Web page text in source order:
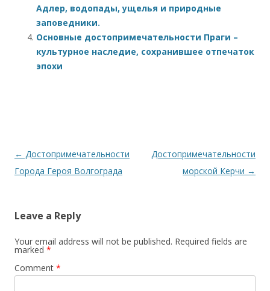
Адлер, водопады, ущелья и природные
заповедники.
Основные достопримечательности Праги –
культурное наследие, сохранившее отпечаток
эпохи
Post navigation
← Достопримечательности
Города Героя Волгограда
Достопримечательности
морской Керчи →
Leave a Reply
Your email address will not be published. Required fields are
marked *
Comment *